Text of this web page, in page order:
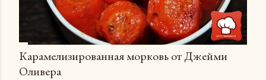
Карамелизированная морковь от Джейми
Оливера